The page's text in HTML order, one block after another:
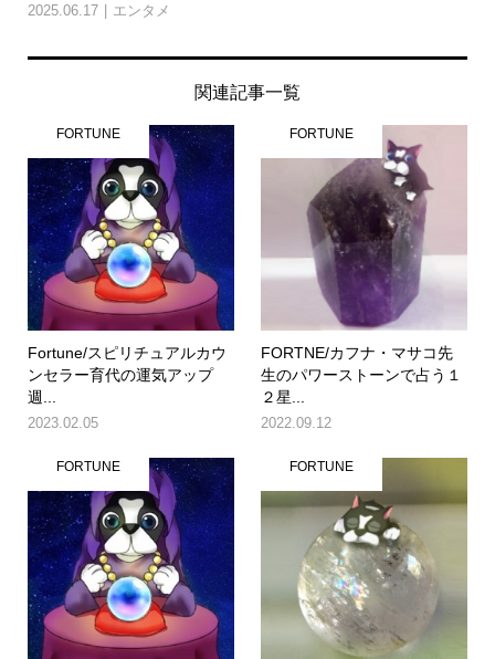
2025.06.17 エンタメ
関連記事一覧
FORTUNE
Fortune/スピリチュアルカウ
ンセラー育代の運気アップ
週...
2023.02.05
FORTUNE
FORTNE/カフナ・マサコ先
生のパワーストーンで占う１
２星...
2022.09.12
FORTUNE FORTUNE